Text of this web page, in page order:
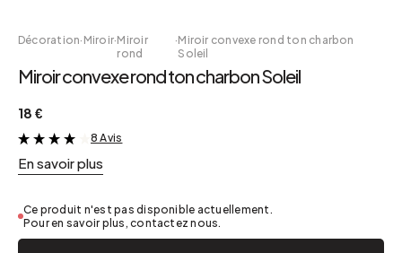
Décoration· Miroir·Miroir
rond
·Miroir convexe rond ton charbon
Soleil
Miroir convexe rond ton charbon Soleil
18 €
&
8 Avis
En savoir plus
Ce produit n'est pas disponible actuellement.
Pour en savoir plus, contactez nous.